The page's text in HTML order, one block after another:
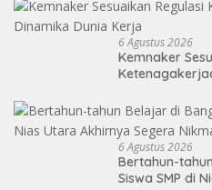
6 Agustus 2026
Kemnaker
6 Agustus 2026
Bertahun-
Siswa SMP di